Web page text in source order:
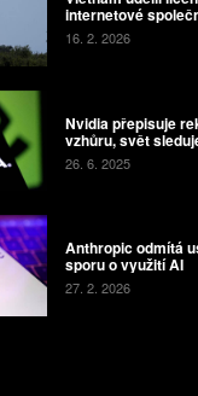
internetové
16. 2. 2026
Nvidia přepisuje
vzhůru, svět
26. 6. 2025
Anthropic odmítá
sporu o využití AI
27. 2. 2026